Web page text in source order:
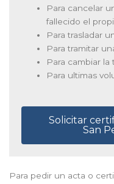
Para cancelar
fallecido el
Para trasladar
Para tramitar
Para cambiar
Para ultimas
Solicitar
San
Para pedir un acta o